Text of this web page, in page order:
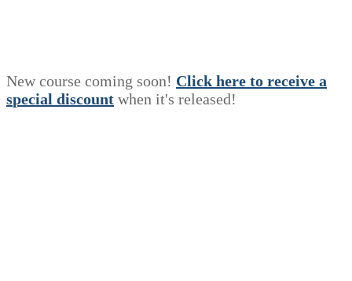
New course coming soon! Click here to receive a
special discount when it's released!